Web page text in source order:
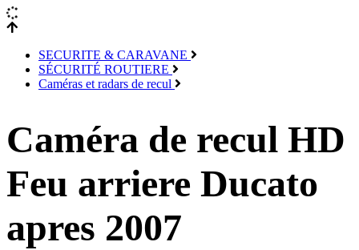
SECURITE & CARAVANE
SÉCURITÉ ROUTIERE
Caméras et radars de recul
Caméra de recul HD
Feu arriere Ducato
apres 2007